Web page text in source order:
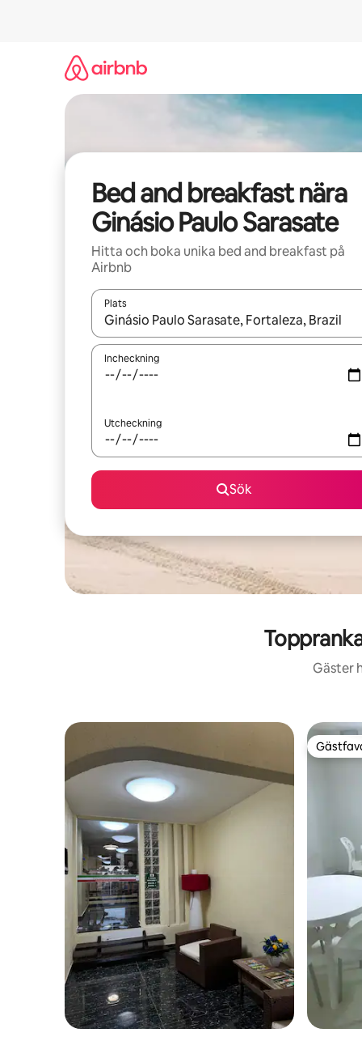
Bed and breakfast nära
Ginásio Paulo Sarasate
Hitta och boka unika bed and breakfast på
Airbnb
Plats
När resultaten är tillgängliga kan du navigera
Incheckning
Utcheckning
Sök
Gäster